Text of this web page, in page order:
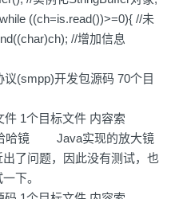
//未
//增加信息
(smpp)开发包源码 70个目
1个目标文件 内容索
哈哈镜 Java实现的放大镜
了问题，因此没有测试，也
下。